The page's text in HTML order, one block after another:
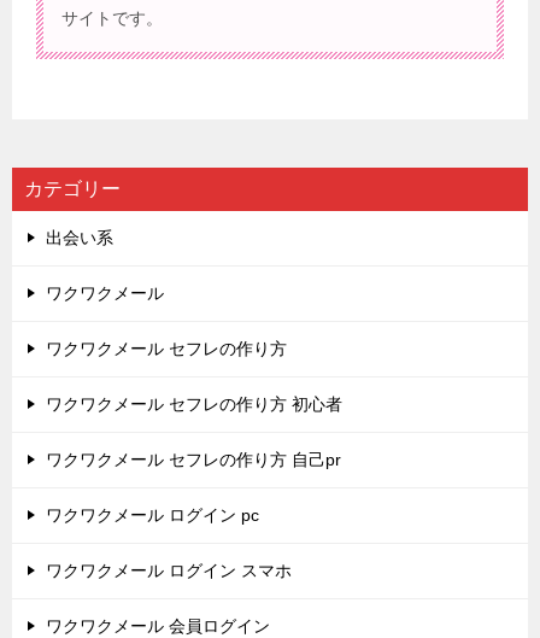
サイトです。
カテゴリー
出会い系
ワクワクメール
ワクワクメール セフレの作り方
ワクワクメール セフレの作り方 初心者
ワクワクメール セフレの作り方 自己pr
ワクワクメール ログイン pc
ワクワクメール ログイン スマホ
ワクワクメール 会員ログイン